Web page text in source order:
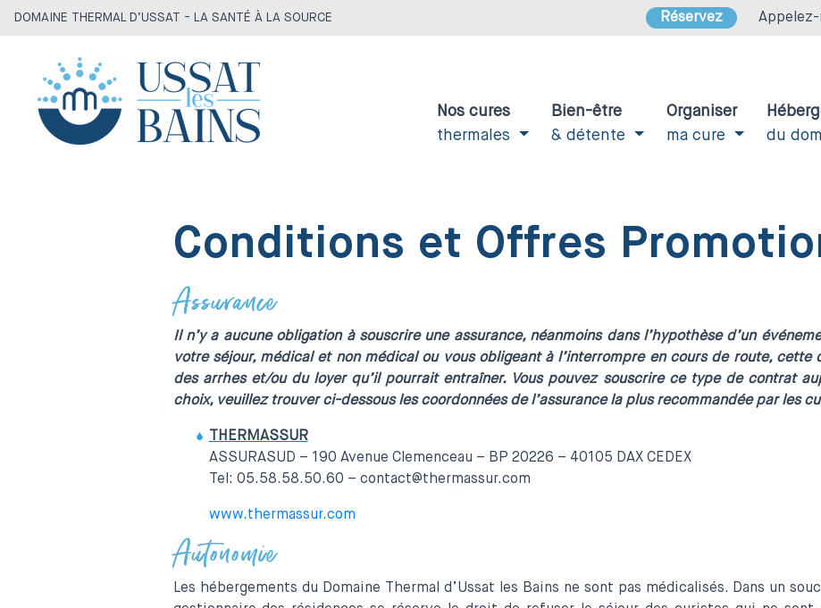
DOMAINE THERMAL D’USSAT - LA SANTÉ À LA SOURCE Réservez Appelez-
Nos cures
thermales
Bien-être
& détente
Organiser
ma cure
du
Conditions et Offres
Assurance
Il n’y a aucune obligation à souscrire une assurance, néanmoins dans l’hypothèse d’un
votre séjour, médical et non médical ou vous obligeant à l’interrompre en cours de route,
des arrhes et/ou du loyer qu’il pourrait entraîner. Vous pouvez souscrire ce type de contrat
choix, veuillez trouver ci-dessous les coordonnées de l’assurance la plus recommandée par les
THERMASSUR
ASSURASUD – 190 Avenue Clemenceau – BP 20226 – 40105 DAX CEDEX
Tel: 05.58.58.50.60 – contact@thermassur.com
www.thermassur.com
Autonomie
Les hébergements du Domaine Thermal d’Ussat les Bains ne sont pas médicalisés. Dans un